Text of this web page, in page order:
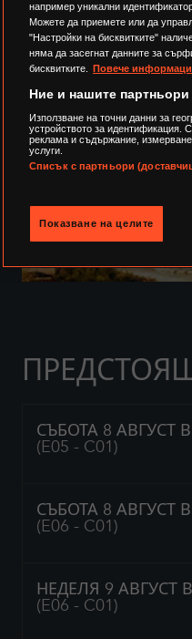
СЪБОТА 8 АВГУСТ
(E05 - C01)
СЪБОТА 8 АВГУСТ
(E06 - C01)
НЕДЕЛЯ 9 АВГУСТ
(E06 - C01)
например уникални
Можете да приемете или да
"Настройки на бисквитките"
няма да засегнат данните за
бисквитките.
Повече
Ние и нашите
Използване на точни данни за
устройството за идентификация.
реклама и съдържание,
услуги.
Списък с партньори
Показване на целите